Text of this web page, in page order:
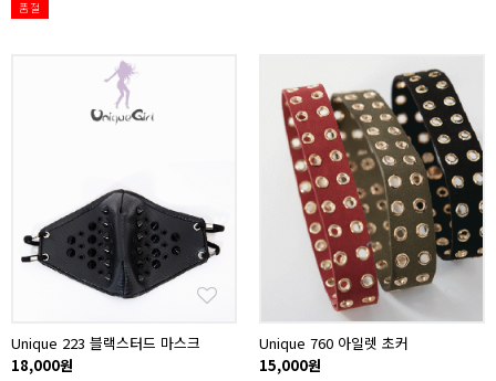
품절
Unique 223 블랙스터드 마스크
18,000원
Unique 760 아일렛 초커
15,000원